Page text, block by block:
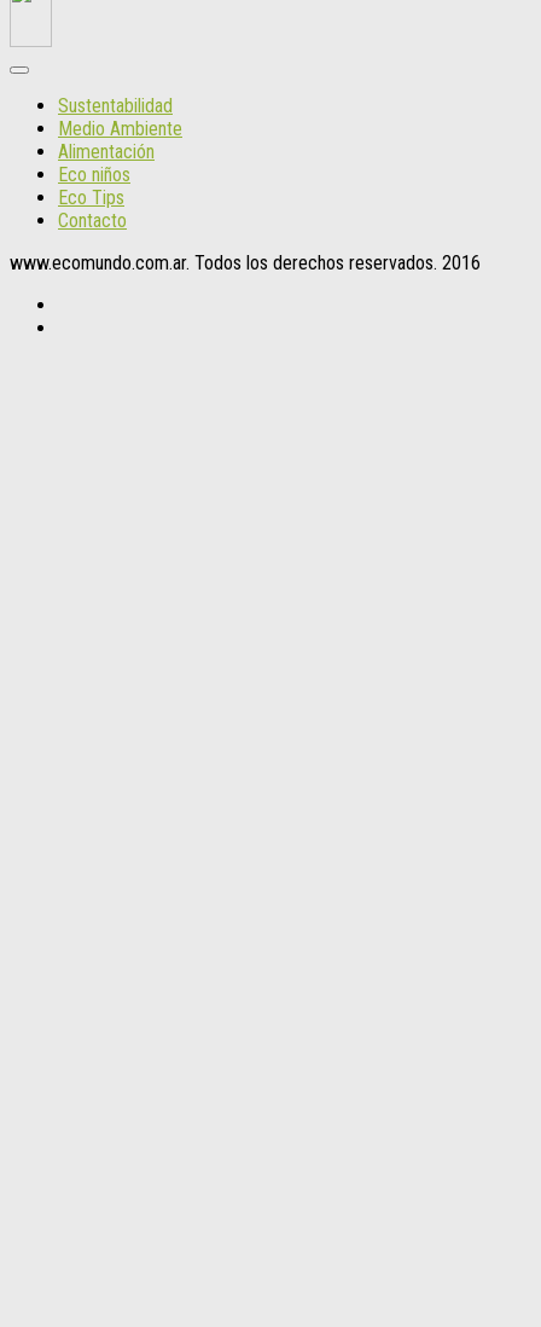
Sustentabilidad
Medio Ambiente
Alimentación
Eco niños
Eco Tips
Contacto
www.ecomundo.com.ar. Todos los derechos reservados. 2016